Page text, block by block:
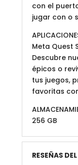
con el
jugar con o
Meta Quest
Descubre
épicos o
tus juegos,
favoritas
256 GB
RESEÑAS